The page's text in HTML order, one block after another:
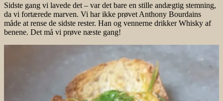
Sidste gang vi lavede det – var det bare en stille andægtig stemning,
da vi fortærede marven. Vi har ikke prøvet Anthony Bourdains
måde at rense de sidste rester. Han og vennerne drikker Whisky af
benene. Det må vi prøve næste gang!